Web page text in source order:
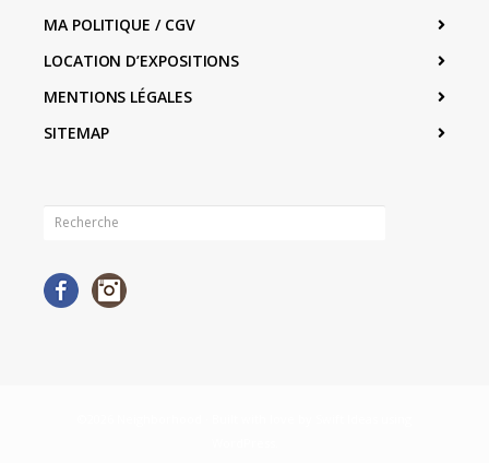
MA POLITIQUE / CGV
LOCATION D’EXPOSITIONS
MENTIONS LÉGALES
SITEMAP
Facebook